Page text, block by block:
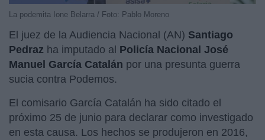
La podemita Ione Belarra / Foto: Pablo Moreno
El juez de la Audiencia Nacional (AN) Santiago
Pedraz ha imputado al Policía Nacional José
Manuel García Catalán por una presunta guerra
sucia contra Podemos.
El comisario García Catalán ha sido citado el
próximo 25 de junio para declarar como investigado
en esta causa. Los hechos se produjeron en 2016,